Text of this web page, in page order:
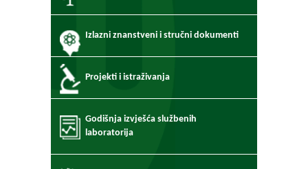
Izlazni znanstveni i stručni dokumenti
Projekti i istraživanja
Godišnja izvješća službenih
laboratorija